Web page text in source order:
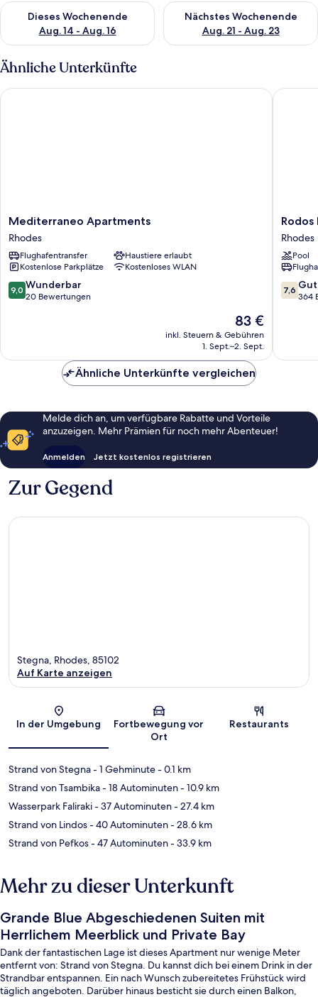
Dieses Wochenende
Aug. 14 - Aug. 16
Überprüfe die Verfügbarkeit für dieses Wochenende, Aug. 14
Nächstes Wochenende
Aug. 21 - Aug. 23
Überprüfe die Verfügbarkeit
Ähnliche Unterkünfte
Mediterraneo
Apartments
Rhodes
Mediterraneo Apartments
Rhodes
Flughafentransfer
Haustiere erlaubt
Kostenlose Parkplätze
Kostenloses WLAN
9.0
von
9,0 Wunderbar
20 Bewertungen
Der
Preis
beträgt
83 €
inkl. Steuern & Gebühren
1. Sept.–2. Sept.
Mediterraneo Apartments
Rodos
Palace
Hotel
Rhodes
Rhodes
Pool
7.6
von
7,6 Gut
364
Rodos
Ähnliche Unterkünfte vergleichen
Melde dich an, um verfügbare Rabatte und Vorteile
anzuzeigen. Mehr Prämien für noch mehr Abenteuer!
Anmelden Jetzt kostenlos registrieren
Zur Gegend
Karte
Stegna, Rhodes, 85102
Auf Karte anzeigen
In der Umgebung
Fortbewegung vor
Ort
Restaurants
Strand von Stegna- 1 Gehminute- 0.1 km
Strand von Tsambika- 18 Autominuten- 10.9 km
Wasserpark Faliraki- 37 Autominuten- 27.4 km
Strand von Lindos- 40 Autominuten- 28.6 km
Strand von Pefkos- 47 Autominuten- 33.9 km
Mehr zu dieser Unterkunft
Grande Blue Abgeschiedenen Suiten mit
Herrlichem Meerblick und Private Bay
Dank der fantastischen Lage ist dieses Apartment nur wenige Meter
entfernt von: Strand von Stegna. Du kannst dich bei einem Drink in der
Strandbar entspannen. Ein nach Wunsch zubereitetes Frühstück wird
täglich angeboten. Darüber hinaus besticht sie durch einen Balkon,